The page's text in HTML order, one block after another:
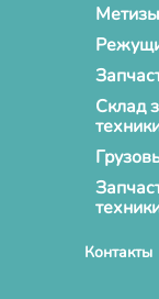
Метизы
Склад
Контакты